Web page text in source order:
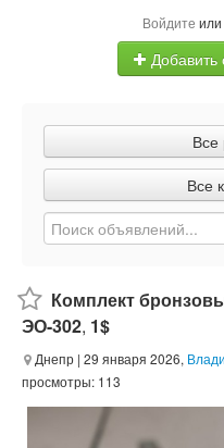
Войдите или
Все
Все
Комплект
ЭО-302, 1$
Днепр | 29 января 2026,
просмотры: 113